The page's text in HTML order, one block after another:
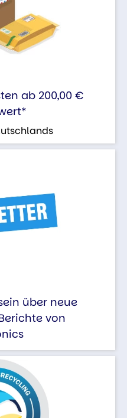
ab 200,00 €
über neue
von